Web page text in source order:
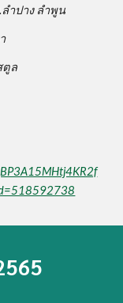
ำปาง ลำพูน
ตูล